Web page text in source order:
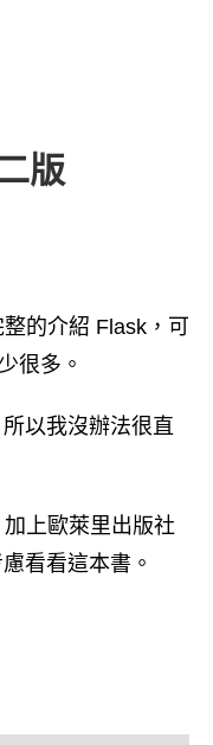
版
的介紹 Flask，可
很多。
以我沒辦法很直
上歐萊里出版社
看看這本書。